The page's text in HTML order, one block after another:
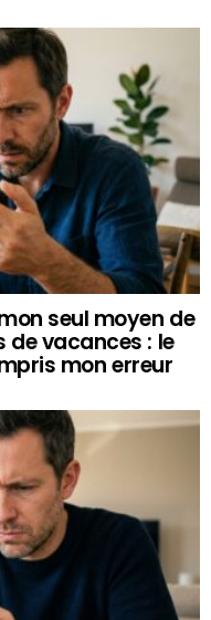
seul moyen de
vacances : le
mon erreur